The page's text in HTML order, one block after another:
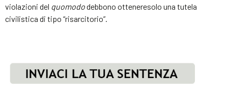
violazioni del quomododebbono otteneresolo una tutela
civilistica di tipo “risarcitorio”.